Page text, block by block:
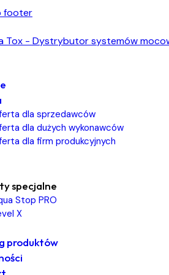
footer
dla sprzedawców
dla dużych wykonawców
dla firm produkcyjnych
specjalne
Stop PRO
X
produktów